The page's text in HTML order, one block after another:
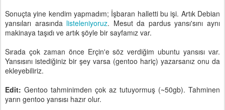
Sonuçta yine kendim yapmadım; İşbaran halletti bu işi. Artık Debian
yansıları arasında listeleniyoruz. Mesut da pardus yansı'sını aynı
makinaya taşıdı ve artık şöyle bir sayfamız var.
Sırada çok zaman önce Erçin'e söz verdiğim ubuntu yansısı var.
Yansısını istediğiniz bir şey varsa (gentoo hariç) yazarsanız onu da
ekleyebiliriz.
Edit: Gentoo tahminimden çok az tutuyormuş (~50gb). Tahminen
yarın gentoo yansısı hazır olur.